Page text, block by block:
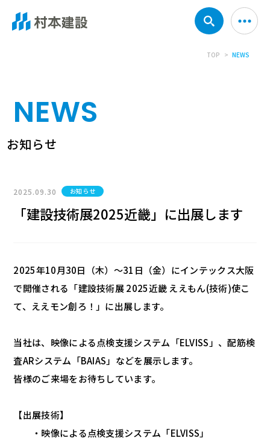
TOP NEWS
NEWS
お知らせ
2025.09.30 お知らせ
「建設技術展2025近畿」に出展します
2025年10月30日（木）～31日（金）にインテックス大阪
で開催される「建設技術展 2025近畿 ええもん(技術)使こ
て、ええモン創ろ！」に出展します。
当社は、映像による点検支援システム「ELVISS」、配筋検
査ARシステム「BAIAS」などを展示します。
皆様のご来場をお待ちしています。
【出展技術】
・映像による点検支援システム「ELVISS」